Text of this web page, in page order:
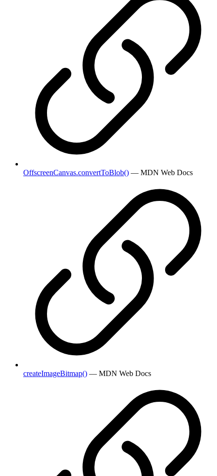
OffscreenCanvas.convertToBlob() — MDN Web Docs
createImageBitmap() — MDN Web Docs